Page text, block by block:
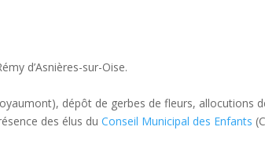
d’Asnières-sur-Oise.
dépôt de gerbes de fleurs, allocutions
des élus duConseil Municipal des Enfants